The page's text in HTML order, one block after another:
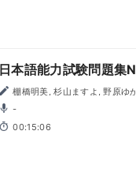
日本語能力試験問題
棚橋明美, 杉山ますよ, 野原ゆ
-
00:15:06